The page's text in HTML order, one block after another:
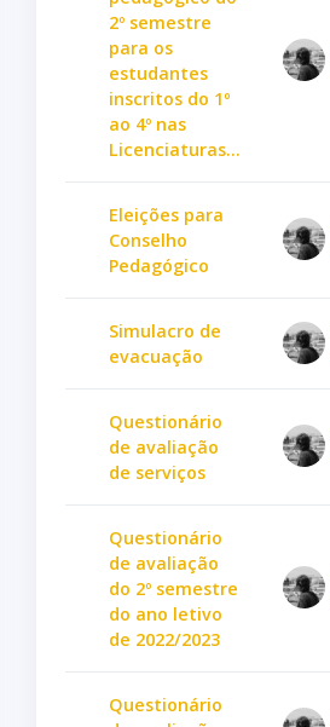
2º semestre
para os
estudantes
inscritos do 1º
ao 4º nas
Licenciaturas...
Eleições para
Conselho
Pedagógico
Simulacro de
evacuação
Questionário
de avaliação
de serviços
Questionário
de avaliação
do 2º semestre
do ano letivo
de 2022/2023
Questionário